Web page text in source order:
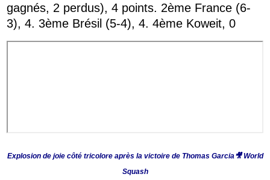
gagnés, 2 perdus), 4 points. 2ème France (6-
3), 4. 3ème Brésil (5-4), 4.4ème Koweit, 0
Explosion de joie côté tricolore après la victoire de Thomas Garcia🎥World
Squash